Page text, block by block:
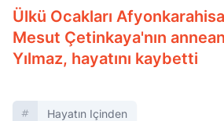
Ülkü Ocakları
Mesut Çetinkaya'nın
Yılmaz, hayatını kaybetti
Hayatın Içinden